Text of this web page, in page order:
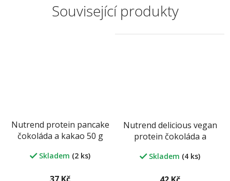
Související produkty
Nutrend protein pancake
čokoláda a kakao 50 g
Skladem (2 ks)
Nutrend delicious vegan
protein čokoláda a
Skladem (4 ks)